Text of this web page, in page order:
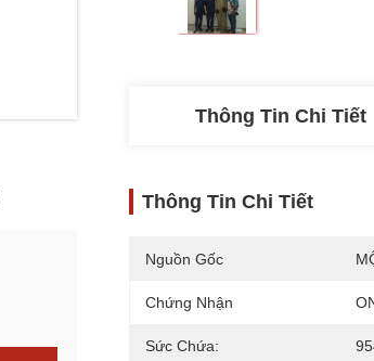
Thông Tin Chi Tiết
Thông Tin Chi Tiết
Nguồn Gốc
Chứng Nhận
Sức Chứa: